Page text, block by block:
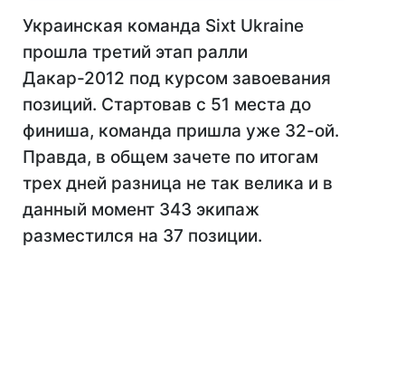
Украинская команда Sixt Ukraine
прошла третий этап ралли
Дакар-2012 под курсом завоевания
позиций. Стартовав с 51 места до
финиша, команда пришла уже 32-ой.
Правда, в общем зачете по итогам
трех дней разница не так велика и в
данный момент 343 экипаж
разместился на 37 позиции.